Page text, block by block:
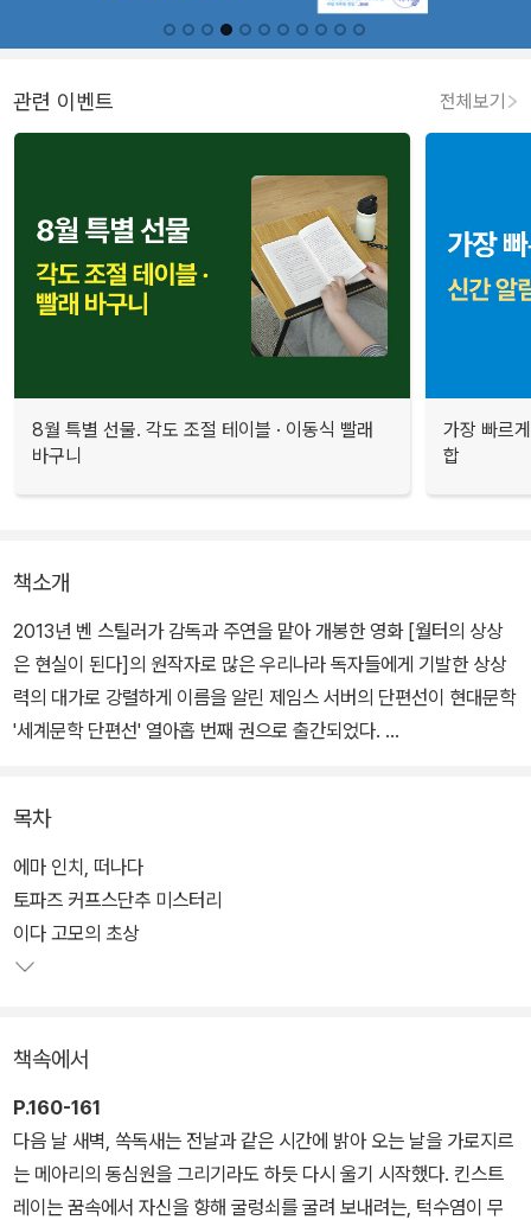
관련 이벤트 전체보기
8월 특별 선물. 각도 조절 테이블 · 이동식 빨래
바구니
가장 빠르
합
책소개
2013년 벤 스틸러가 감독과 주연을 맡아 개봉한 영화 [월터의 상상
은 현실이 된다]의 원작자로 많은 우리나라 독자들에게 기발한 상상
력의 대가로 강렬하게 이름을 알린 제임스 서버의 단편선이 현대문학
'세계문학 단편선' 열아홉 번째 권으로 출간되었다.
소설가 존 치버 그리고 [애덤스 패밀리]의 만화가 찰스 애덤스와 함께
1920년대 후반부터 1950년대 초반까지 약 20년간 「뉴요커」의 황금
기를 이끌었던, 당대 가장 인기 있는 유머 작가이자 만화가였다.
그는 전 세계에 파급되는 20세기 미국 대중문화에 강력한 영향을 미
게 많은 영감을 주었다. '제2의 마크 트웨인'이라 일컬어졌던 그의 작
품들은 미국 중고교 교과서에 실리면서 그를 국민 작가의 반열에 올
렸고, 그의 단편소설과 삽화, 동화, 에세이 등을 모은 선집 <서버 카니
발>은 오늘날 미국의 현대 고전으로 꼽힌다.
목차
에마 인치, 떠나다
토파즈 커프스단추 미스터리
이다 고모의 초상
책속에서
P.160-161
다음 날 새벽, 쏙독새는 전날과 같은 시간에 밝아 오는 날을 가로지르
는 메아리의 동심원을 그리기라도 하듯 다시 울기 시작했다. 킨스트
레이는 꿈속에서 자신을 향해 굴렁쇠를 굴려 보내려는, 턱수염이 무